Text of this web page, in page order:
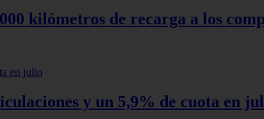
kilómetros de recarga a los
y un 5,9% de cuota en